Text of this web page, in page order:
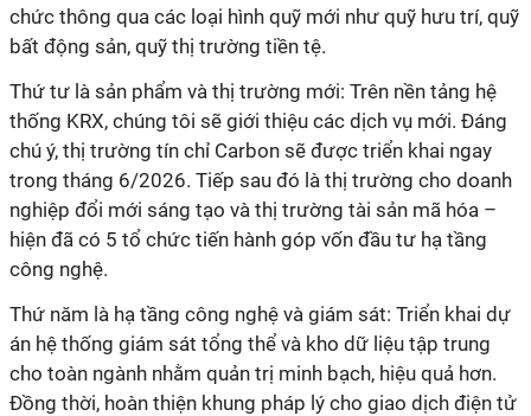
chức thông qua các loại hình quỹ mới như quỹ hưu trí, quỹ
bất động sản, quỹ thị trường tiền tệ.
Thứ tư là sản phẩm và thị trường mới: Trên nền tảng hệ
thống KRX, chúng tôi sẽ giới thiệu các dịch vụ mới. Đáng
chú ý, thị trường tín chỉ Carbon sẽ được triển khai ngay
trong tháng 6/2026. Tiếp sau đó là thị trường cho doanh
nghiệp đổi mới sáng tạo và thị trường tài sản mã hóa –
hiện đã có 5 tổ chức tiến hành góp vốn đầu tư hạ tầng
công nghệ.
Thứ năm là hạ tầng công nghệ và giám sát: Triển khai dự
án hệ thống giám sát tổng thể và kho dữ liệu tập trung
cho toàn ngành nhằm quản trị minh bạch, hiệu quả hơn.
Đồng thời, hoàn thiện khung pháp lý cho giao dịch điện tử